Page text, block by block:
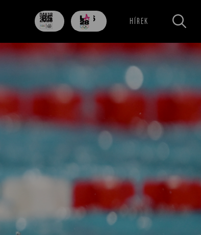
85
nap
706
nap HÍREK